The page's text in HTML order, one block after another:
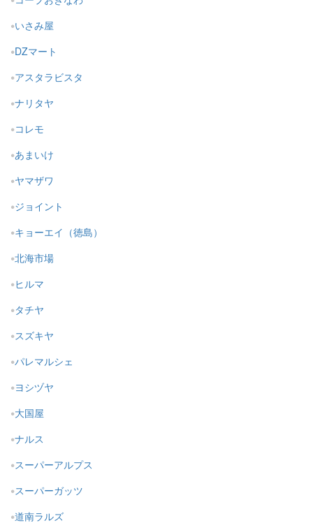
いさみ屋
DZマート
アスタラビスタ
ナリタヤ
コレモ
あまいけ
ヤマザワ
ジョイント
キョーエイ（徳島）
北海市場
ヒルマ
タチヤ
スズキヤ
パレマルシェ
ヨシヅヤ
大国屋
ナルス
スーパーアルプス
スーパーガッツ
道南ラルズ